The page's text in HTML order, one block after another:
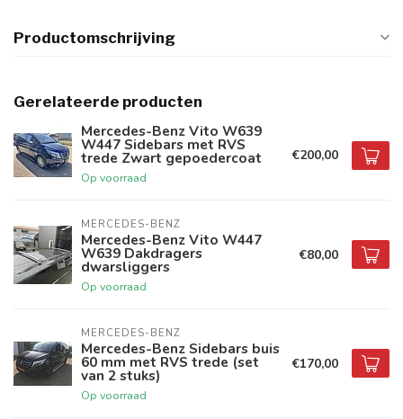
Productomschrijving
Gerelateerde producten
Mercedes-Benz Vito W639
W447 Sidebars met RVS
trede Zwart gepoedercoat
Op voorraad
€200,00
MERCEDES-BENZ
Mercedes-Benz Vito W447
W639 Dakdragers
dwarsliggers
Op voorraad
€80,00
MERCEDES-BENZ
Mercedes-Benz Sidebars buis
60 mm met RVS trede (set
van 2 stuks)
Op voorraad
€170,00